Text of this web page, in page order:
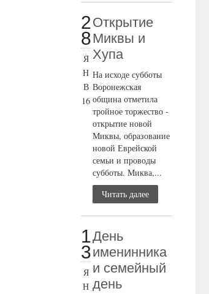
2
8
Я
Н
В
16
Открытие
Миквы и
Хупа
На исходе субботы
Воронежская
община отметила
тройное торжество -
открытие новой
Миквы, образование
новой Еврейской
семьи и проводы
субботы. Миква,...
Читать далее
1
3
Я
Н
День
именинника
и семейный
день